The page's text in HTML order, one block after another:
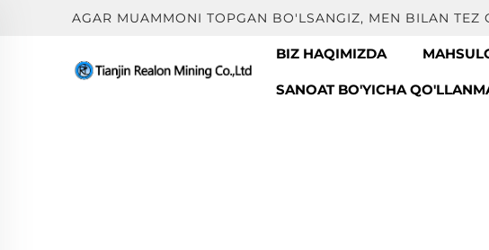
AGAR MUAMMONI TOPGAN BO'LSANGIZ, MEN BILAN TEZ
BIZ HAQIMIZDA
SANOAT BO'YICHA